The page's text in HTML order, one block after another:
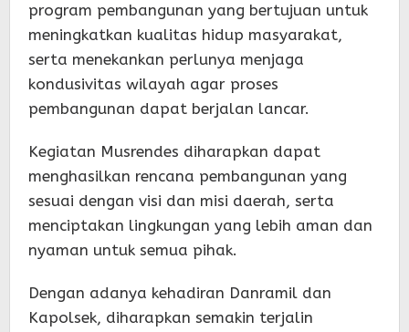
program pembangunan yang bertujuan untuk
meningkatkan kualitas hidup masyarakat,
serta menekankan perlunya menjaga
kondusivitas wilayah agar proses
pembangunan dapat berjalan lancar.
Kegiatan Musrendes diharapkan dapat
menghasilkan rencana pembangunan yang
sesuai dengan visi dan misi daerah, serta
menciptakan lingkungan yang lebih aman dan
nyaman untuk semua pihak.
Dengan adanya kehadiran Danramil dan
Kapolsek, diharapkan semakin terjalin